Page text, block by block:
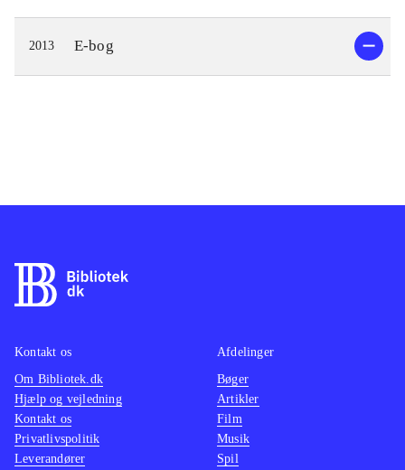
2013 E-bog
Kontakt os
Om Bibliotek.dk
Hjælp og vejledning
Kontakt os
Privatlivspolitik
Leverandører
Afdelinger
Bøger
Artikler
Film
Musik
Spil